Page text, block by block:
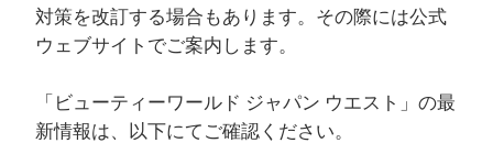
対策を改訂する場合もあります。その際には公式
ウェブサイトでご案内します。
「ビューティーワールド ジャパン ウエスト」の最
新情報は、以下にてご確認ください。